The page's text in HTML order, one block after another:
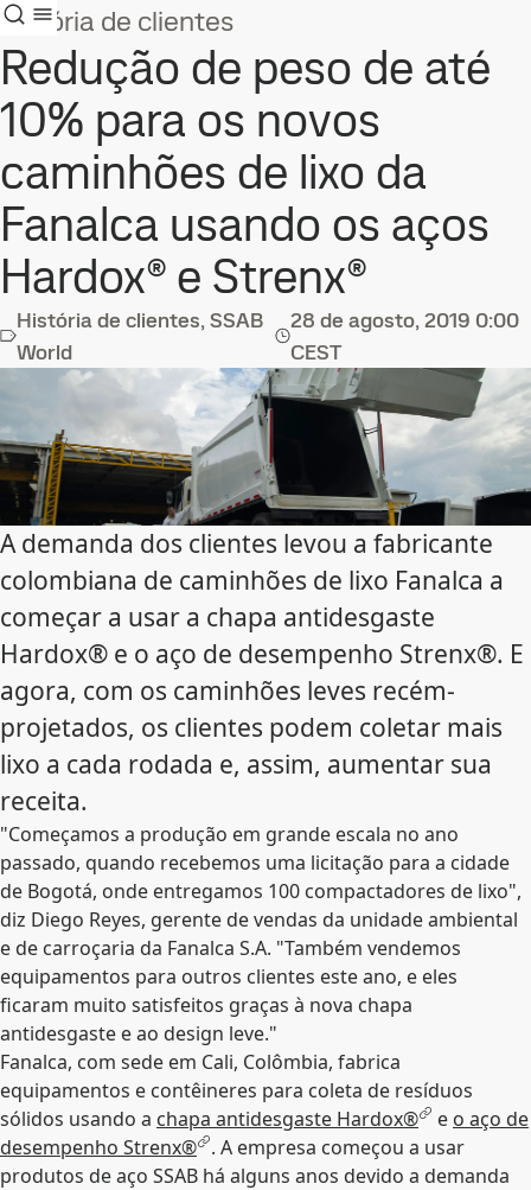
História de clientes
Redução de peso de até
10% para os novos
caminhões de lixo da
Fanalca usando os aços
Hardox® e Strenx®
História de clientes, SSAB
World
28 de agosto, 2019 0:00
CEST
A demanda dos clientes levou a fabricante
colombiana de caminhões de lixo Fanalca a
começar a usar a chapa antidesgaste
Hardox® e o aço de desempenho Strenx®. E
agora, com os caminhões leves recém-
projetados, os clientes podem coletar mais
lixo a cada rodada e, assim, aumentar sua
receita.
"Começamos a produção em grande escala no ano
passado, quando recebemos uma licitação para a cidade
de Bogotá, onde entregamos 100 compactadores de lixo",
diz Diego Reyes, gerente de vendas da unidade ambiental
e de carroçaria da Fanalca S.A. "Também vendemos
equipamentos para outros clientes este ano, e eles
ficaram muito satisfeitos graças à nova chapa
antidesgaste e ao design leve."
Fanalca, com sede em Cali, Colômbia, fabrica
equipamentos e contêineres para coleta de resíduos
sólidos usando a chapa antidesgaste Hardox® e o aço de
desempenho Strenx® . A empresa começou a usar
produtos de aço SSAB há alguns anos devido a demanda